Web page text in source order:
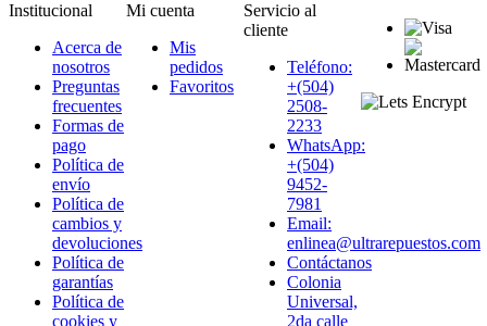
Institucional
Acerca de
nosotros
Preguntas
frecuentes
Formas de
pago
Política de
envío
Política de
cambios y
devoluciones
Política de
garantías
Política de
cookies y
Mi cuenta
Mis
pedidos
Favoritos
Servicio al
cliente
Teléfono:
+(504)
2508-
2233
WhatsApp:
+(504)
9452-
7981
Email:
enlinea@ultrarepuestos.com
Contáctanos
Colonia
Universal,
2da calle